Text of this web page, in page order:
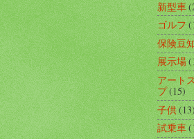
新型車
ゴルフ
保険豆
展示場
アート
プ(15)
子供
試乗車